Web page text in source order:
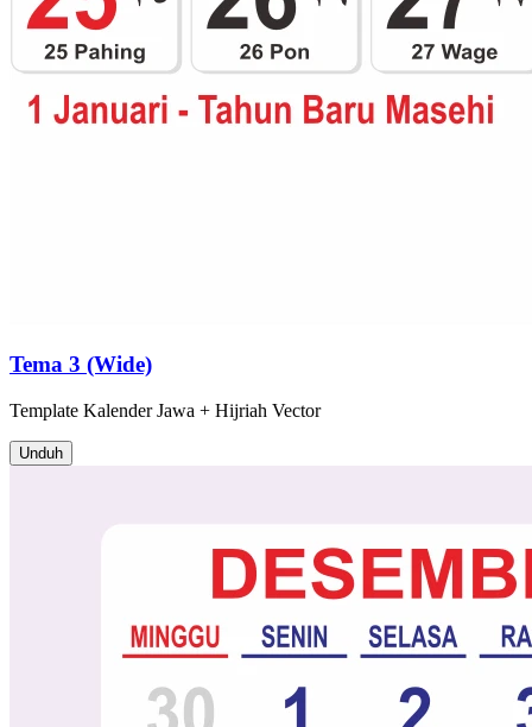
Tema 3 (Wide)
Template Kalender Jawa + Hijriah Vector
Unduh